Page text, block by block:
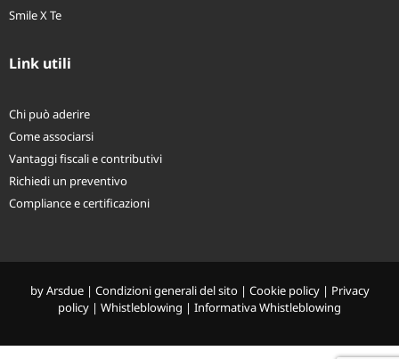
Salute X TE
Chi può aderire
Come associarsi
Vantaggi fiscali e contributivi
Richiedi un preventivo
Arsdue|Condizioni generali del sito|Cookie policy|Privacy